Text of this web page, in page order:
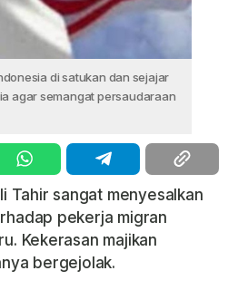
di satukan dan sejajar
agar semangat persaudaraan
Tahir sangat menyesalkan
pekerja migran
Kekerasan majikan
bergejolak.